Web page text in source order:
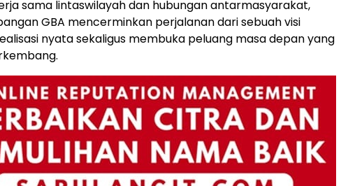
sama lintaswilayah dan hubungan antarmasyarakat,
GBA mencerminkan perjalanan dari sebuah visi
nyata sekaligus membuka peluang masa depan yang